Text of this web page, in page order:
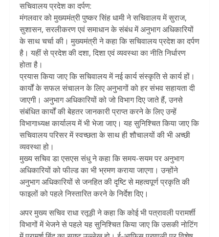
सचिवालय प्रदेश का दर्पण:
मंगलवार को मुख्यमंत्री पुष्कर सिंह धामी ने सचिवालय में सुराज,
सुशासन, सरलीकरण एवं समाधान के संबंध में अनुभाग अधिकारियों
के साथ चर्चा की। मुख्यमंत्री ने कहा कि सचिवालय प्रदेश का दर्पण
है। यहीं से प्रदेश की दशा, दिशा एवं व्यवस्था का नीति निर्धारण
होता है।
प्रयास किया जाए कि सचिवालय में नई कार्य संस्कृति से कार्य हों।
कार्यों के सफल संचालन के लिए अनुभागों को हर संभव सहायता दी
जाएगी। अनुभाग अधिकारियों को जो विभाग दिए जाते हैं, उनसे
संबंधित कार्यों की बेहतर जानकारी प्राप्त करने के लिए उन्हें
विभागाध्यक्ष कार्यालय में भी भेजा जाए। यह सुनिश्चित किया जाए कि
सचिवालय परिसर में स्वच्छता के साथ ही शौचालयों की भी अच्छी
व्यवस्था हो।
मुख्य सचिव डा एसएस संधु ने कहा कि समय-सयम पर अनुभाग
अधिकारियों को फील्ड का भी भ्रमण कराया जाएगा। उन्होंने
अनुभाग अधिकारियों से जनहित की दृष्टि से महत्वपूर्ण प्रकृति की
फाइलों को पहले निस्तारित करने के निर्देश दिए।
अपर मुख्य सचिव राधा रतूड़ी ने कहा कि कोई भी पत्रावली परामर्शी
विभागों में भेजने से पहले यह सुनिश्चित किया जाए कि उसकी नोटिंग